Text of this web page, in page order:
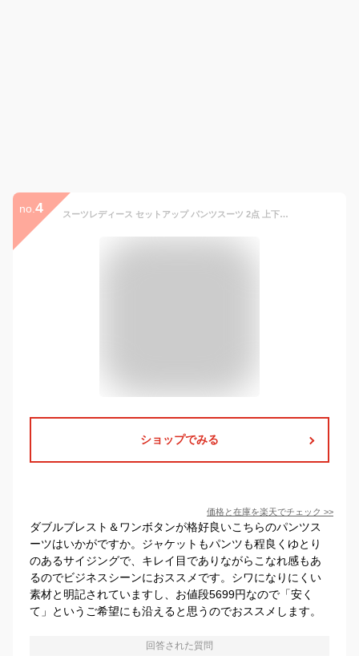
no. 4 スーツレディース セットアップ パンツスーツ 2点 上下セット ビジネススーツ フォーマルスーツ スーツ ジャケット パンツ セットアップ カジュアル フォーマル 着痩せ おしゃれ シンプル ママスーツ キャリア 通勤 就活 リクルート入学式 卒業式 面接 OL 通勤 春 秋 冬
ショップでみる
価格と在庫を楽天でチェック >>
ダブルブレスト＆ワンボタンが格好良いこちらのパンツス
ーツはいかがですか。ジャケットもパンツも程良くゆとり
のあるサイジングで、キレイ目でありながらこなれ感もあ
るのでビジネスシーンにおススメです。シワになりにくい
素材と明記されていますし、お値段5699円なので「安く
て」というご希望にも沿えると思うのでおススメします。
回答された質問